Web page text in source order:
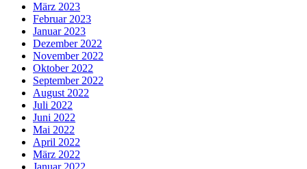
März 2023
Februar 2023
Januar 2023
Dezember 2022
November 2022
Oktober 2022
September 2022
August 2022
Juli 2022
Juni 2022
Mai 2022
April 2022
März 2022